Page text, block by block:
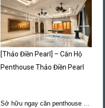
More Details
[Thảo Điền Pearl] – Căn Hộ
Penthouse Thảo Điền Pearl
Sở hữu ngay căn penthouse đẳng cấp, diện tích…